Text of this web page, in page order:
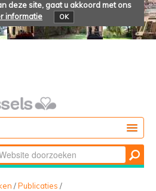
deze site, gaat u akkoord met ons
informatie OK
/Publicaties /